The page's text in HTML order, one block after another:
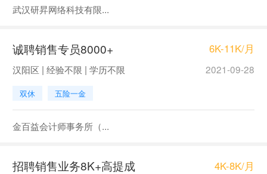
武汉研昇网络科技有限...
诚聘销售专员8000+ 6K-11K/月
汉阳区 | 经验不限 | 学历不限 2021-09-28
双休 五险一金
金百益会计师事务所（...
招聘销售业务8K+高提成 4K-8K/月